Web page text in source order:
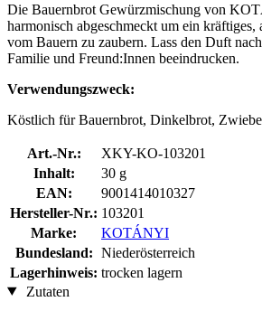
Die Bauernbrot Gewürzmischung von
harmonisch abgeschmeckt um ein kräftiges,
vom Bauern zu zaubern. Lass den Duft
Familie und Freund:Innen beeindrucken.
Verwendungszweck:
Köstlich für Bauernbrot, Dinkelbrot,
Art.-Nr.:
XKY-KO-103201
Inhalt:
30 g
EAN:
9001414010327
Hersteller-Nr.: 103201
Marke:
KOTÁNYI
Bundesland: Niederösterreich
Lagerhinweis: trocken lagern
Zutaten